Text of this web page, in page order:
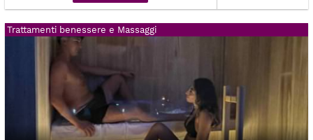
Trattamenti benessere e Massaggi